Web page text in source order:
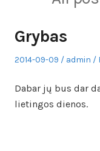
Grybas
Posted
2014-09-09 Author
admin
Dabar jų bus dar
lietingos dienos.